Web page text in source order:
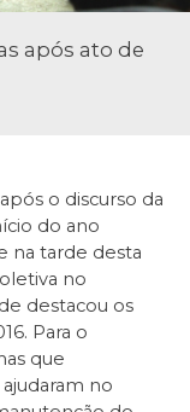
após ato de
o discurso da
do ano
na tarde desta
no
destacou os
Para o
que
no